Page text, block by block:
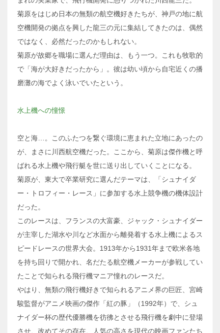
菊原をはじめ日本の無類の航空機好きたちが、神戸の地に航
空機開発の拠点を興した龍三の元に集結してきたのは、偶然
ではなく、必然だったのかもしれない。
菊原が故郷を職場に選んだ理由は、もう一つ。これも牧歌的
で「海が大好きだったから」。彼は幼い頃から自宅近くの播
磨灘の海でよく泳いでいたという。
水上機への憧憬
空と海…。このふたつを繋ぐ環境に恵まれた立地にあったの
が、まさに川西航空機だった。ここから、菊原は傑作機と呼
ばれる水上機や飛行艇を世に送り出していくことになる。
菊原が、東大で卒業研究に選んだテーマは、「シュナイダ
ー・トロフィー・レース」に参加する水上競争機の機体設計
だった。
このレースは、フランスの大富豪、ジャック・シュナイダー
が主宰した湖水や川など水面から離発着する水上機によるス
ピードレースの世界大会。1913年から1931年まで欧米各地
を持ち回りで開かれ、名だたる航空機メーカーが参戦してい
たことで知られる飛行機マニア憧れのレースだ。
やはり、無類の飛行機好きで知られるアニメ界の巨匠、宮崎
駿監督がアニメ映画の傑作「紅の豚」（1992年）で、シュ
ナイダー杯の歴代優勝機を彷彿とさせる飛行機を劇中に登場
させ、改めてその存在、人気の高さを現代の映画ファンたち